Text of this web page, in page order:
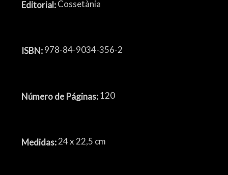
Editorial:Cossetània
ISBN:978-84-9034-356-2
Número de Páginas:120
Medidas:24 x 22,5 cm